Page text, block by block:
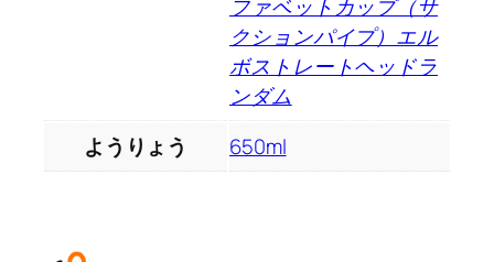
ファベットカップ（サ
クションパイプ）エル
ボストレートヘッドラ
ンダム
ようりょう
650ml